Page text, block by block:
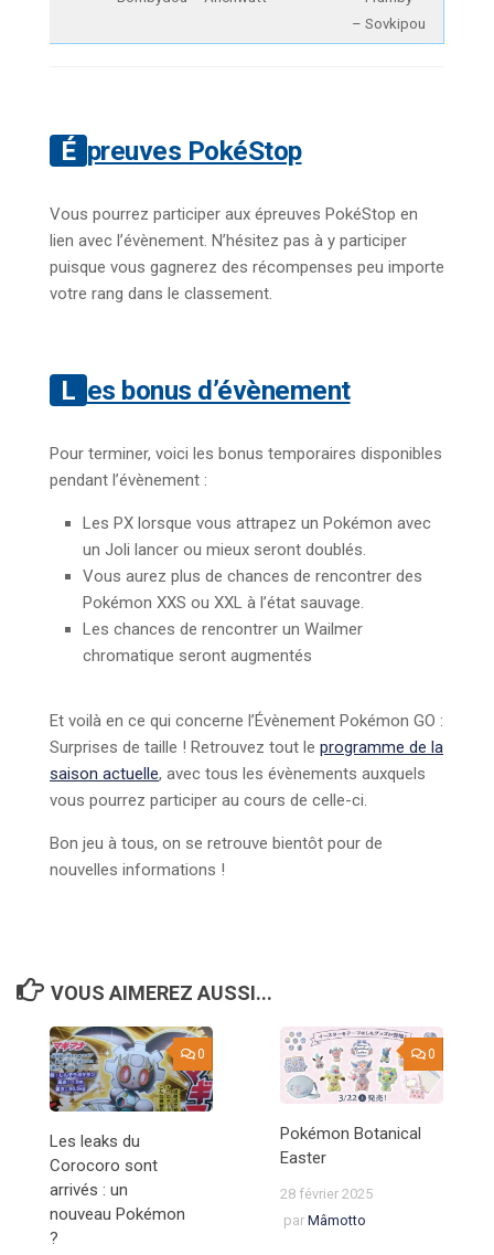
– Sovkipou
Épreuves PokéStop
Vous pourrez participer aux épreuves PokéStop en
lien avec l’évènement. N’hésitez pas à y participer
puisque vous gagnerez des récompenses peu importe
votre rang dans le classement.
Les bonus d’évènement
Pour terminer, voici les bonus temporaires disponibles
pendant l’évènement :
Les PX lorsque vous attrapez un Pokémon avec
un Joli lancer ou mieux seront doublés.
Vous aurez plus de chances de rencontrer des
Pokémon XXS ou XXL à l’état sauvage.
Les chances de rencontrer un Wailmer
chromatique seront augmentés
Et voilà en ce qui concerne l’Évènement Pokémon GO :
Surprises de taille ! Retrouvez tout le programme de la
saison actuelle, avec tous les évènements auxquels
vous pourrez participer au cours de celle-ci.
Bon jeu à tous, on se retrouve bientôt pour de
nouvelles informations !
VOUS AIMEREZ AUSSI...
0
Les leaks du
Corocoro sont
arrivés : un
nouveau Pokémon
?
0
Pokémon Botanical
Easter
28 février 2025
par Mâmotto